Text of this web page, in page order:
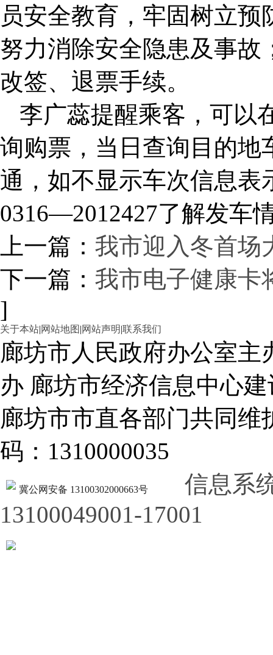
员安全教育，牢固树立
努力消除安全隐患及事故
改签、退票手续。
李广蕊提醒乘客，可以
询购票，当日查询目的地
通，如不显示车次信息表
0316—2012427了解发车
上一篇： 我市迎入冬首场
下一篇： 我市电子健康卡
]
关于本站|网站地图 |网站声明|联系我们
廊坊市人民政府办公室
办 廊坊市经济信息中心建
廊坊市市直各部门共同
码：1310000035
冀公网安备 13100302000663号
信息系
13100049001-17001